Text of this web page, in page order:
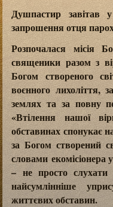
Душпастир
запрошення отця
Розпочалася місія
священики разом з
Богом створеного
воєнного лихоліття,
землях та за повну
«Втілення нашої
обставинах спонукає
за Богом створений
словами екомісіонера
– не просто
найсумлінніше
життєвих обставин.